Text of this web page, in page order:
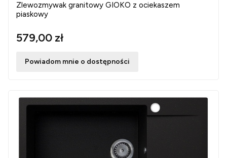
Zlewozmywak granitowy GIOKO z ociekaszem
piaskowy
579,00 zł
Powiadom mnie o dostępności